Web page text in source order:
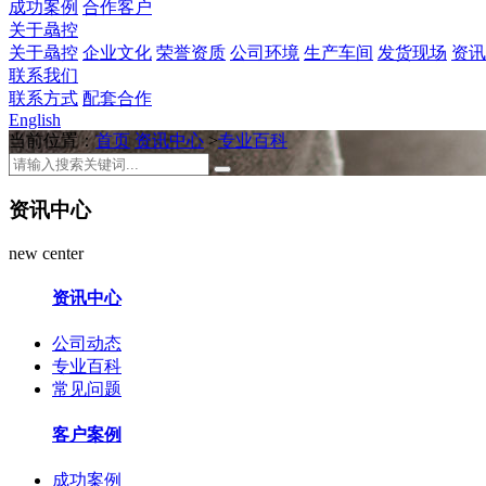
成功案例 合作客户
关于骉控
关于骉控 企业文化 荣誉资质 公司环境 生产车间 发货现场 资
联系我们
联系方式 配套合作
English
当前位置：首页 资讯中心 >专业百科
资讯中心
new center
资讯中心
公司动态
专业百科
常见问题
客户案例
成功案例